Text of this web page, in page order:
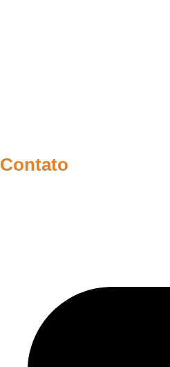
Contato